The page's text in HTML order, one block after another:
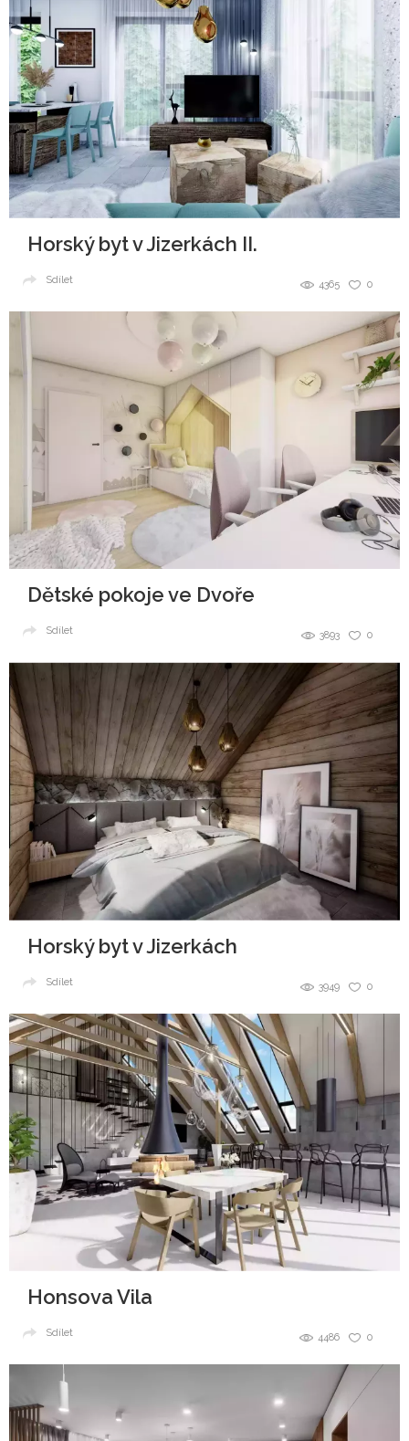
Horský byt v Jizerkách II.
0
4365
Sdílet
Dětské pokoje ve Dvoře
0
3893
Sdílet
Horský byt v Jizerkách
0
3949
Sdílet
Honsova Vila
0
4486
Sdílet